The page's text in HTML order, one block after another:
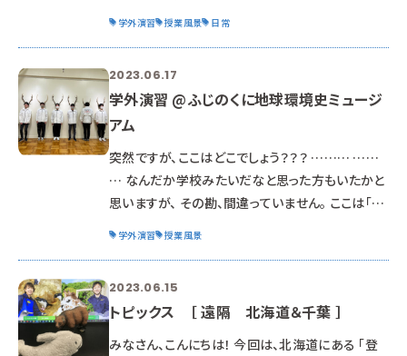
投げ釣りに挑戦！！ 『釣り』を趣味にしている学生も
多く、 いつもと違う実習にワクワクが止まらない学
生たち(*^-^
学外演習 授業風景 日常
2023.06.17
学外演習 @ふじのくに地球環境史ミュージ
アム
突然ですが、ここはどこでしょう？？？ ……… ……
… なんだか学校みたいだなと思った方もいたかと
思いますが、 その勘、間違っていません。 ここは「ふ
いですが、動物の学びを深める展示が多く存在しま
す。 多くの解説員の方が常駐しているのもこの施設
の特徴であり、 展示を見るだけでは
学外演習 授業風景
2023.06.15
トピックス ［ 遠隔 北海道＆千葉 ］
みなさん、こんにちは！ 今回は、北海道にある 「登